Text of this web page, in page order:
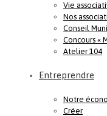
Vie
Nos
Conseil
Concours «
Atelier 104
Entreprendre
Notre
Créer